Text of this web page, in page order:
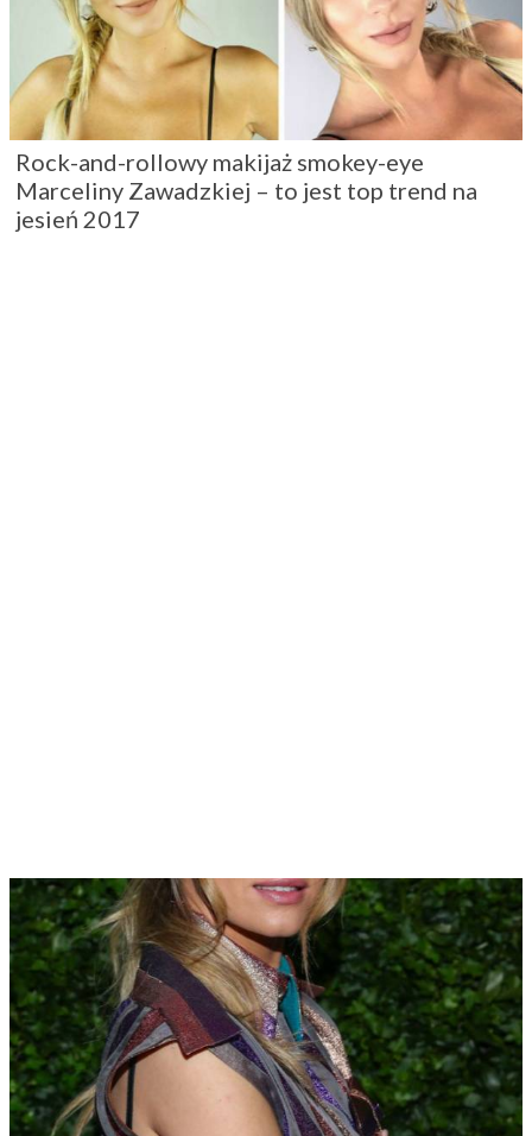
Rock-and-rollowy makijaż smokey-eye
Marceliny Zawadzkiej – to jest top trend na
jesień 2017